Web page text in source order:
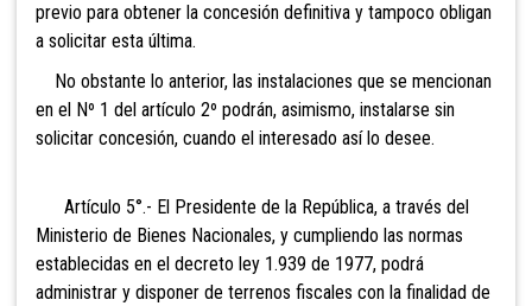
previo para obtener la concesión definitiva y tampoco obligan
a solicitar esta última.
No obstante lo anterior, las instalaciones que se mencionan
en el Nº 1 del artículo 2º podrán, asimismo, instalarse sin
solicitar concesión, cuando el interesado así lo desee.
Artículo 5°.- El Presidente de la República, a través del
Ministerio de Bienes Nacionales, y cumpliendo las normas
establecidas en el decreto ley 1.939 de 1977, podrá
administrar y disponer de terrenos fiscales con la finalidad de